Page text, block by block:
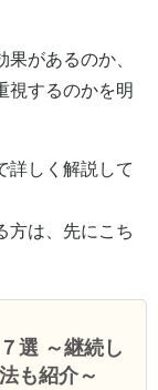
があるのか、
視するのかを明
しく解説して
方は、先にこち
選 ～継続し
も紹介～